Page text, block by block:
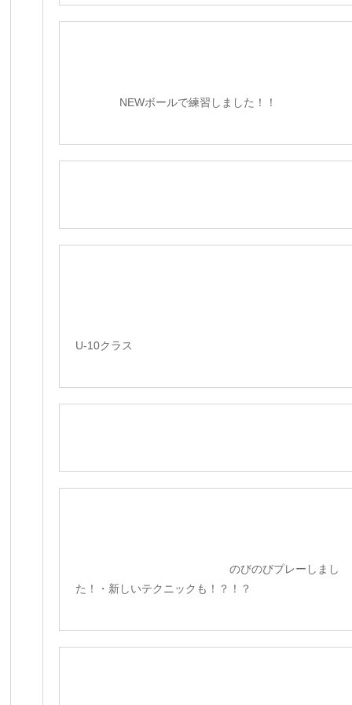
NEWボールで練習しました！！
U-10クラス
のびのびプレーしまし
た！・新しいテクニックも！？！？